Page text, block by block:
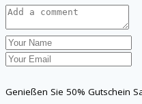
Genießen Sie 50% Gutschein